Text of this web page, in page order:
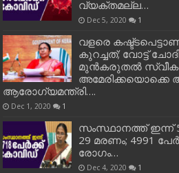
വ്യക്തമല്ല…
Dec 5, 2020 1
വളരെ
കുറച്ചത്; വോട്ട്
മുൻകരുതൽ
അമേരിക്കയൊക്കെ
ആരോഗ്യമന്ത്രി….
Dec 1, 2020 1
സംസ്ഥാനത്ത് ഇന്ന്
29 മരണം; 4991
രോഗം…
Dec 4, 2020 1